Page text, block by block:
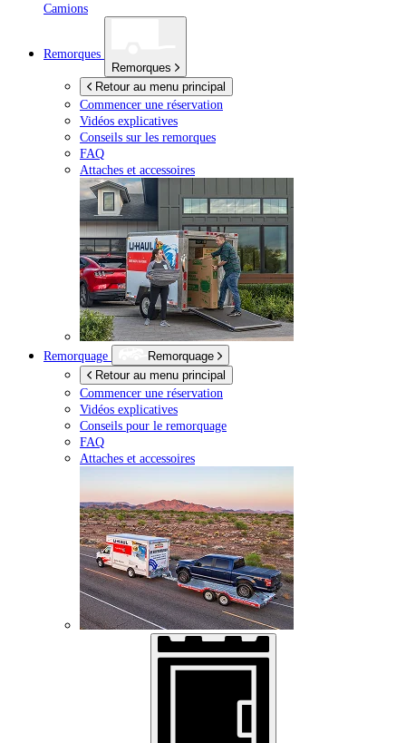
Camions
Remorques
Remorques
Retour au menu principal
Commencer une réservation
Vidéos explicatives
Conseils sur les remorques
FAQ
Attaches et accessoires
Remorquage
Remorquage
Retour au menu principal
Commencer une réservation
Vidéos explicatives
Conseils pour le remorquage
FAQ
Attaches et accessoires